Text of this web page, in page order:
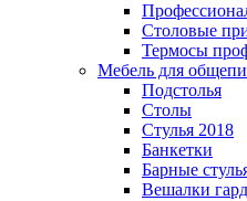
Столовые
Термосы
Мебель для
Подстолья
Столы
Стулья 2018
Банкетки
Барные
Вешалки